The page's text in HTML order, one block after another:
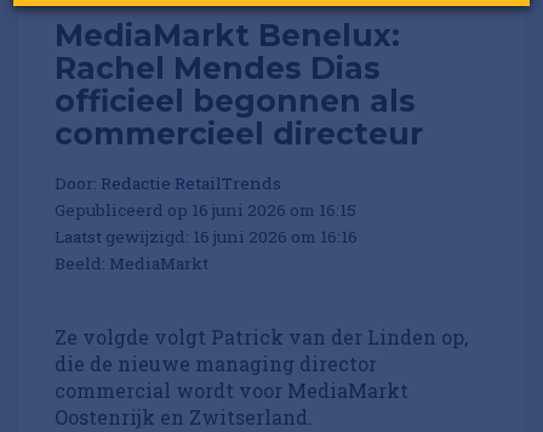
MediaMarkt Benelux:
Rachel Mendes Dias
officieel begonnen als
commercieel directeur
Door: Redactie RetailTrends
Gepubliceerd op 16 juni 2026 om 16:15
Laatst gewijzigd: 16 juni 2026 om 16:16
Beeld: MediaMarkt
Ze volgde volgt Patrick van der Linden op,
die de nieuwe managing director
commercial wordt voor MediaMarkt
Oostenrijk en Zwitserland.